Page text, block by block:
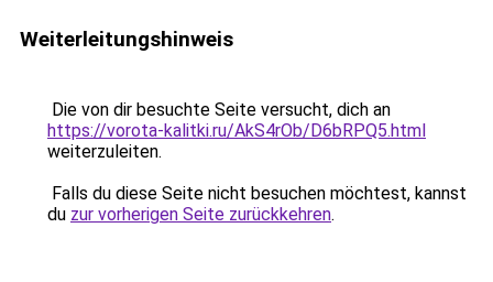
Weiterleitungshinweis
Die von dir besuchte Seite versucht, dich an
https://vorota-kalitki.ru/AkS4rOb/D6bRPQ5.html
weiterzuleiten.
Falls du diese Seite nicht besuchen möchtest, kannst
du zur vorherigen Seite zurückkehren.